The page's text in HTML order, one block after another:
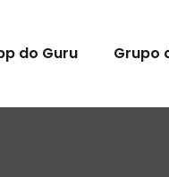
do Guru Grupo